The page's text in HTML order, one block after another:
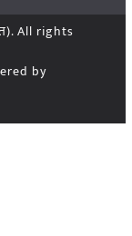
. All rights
by